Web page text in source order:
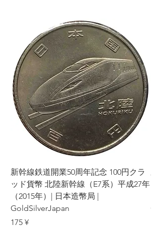
新幹線鉄道開業50周年記念 100円クラ
ッド貨幣 北陸新幹線（E7系）平成27年
（2015年）| 日本造幣局 |
GoldSilverJapan
Preis
175 ¥